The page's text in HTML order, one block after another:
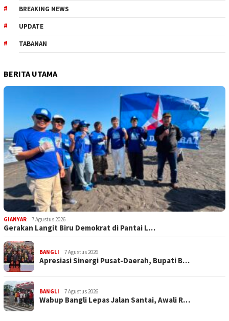
BREAKING NEWS
UPDATE
TABANAN
BERITA UTAMA
GIANYAR 7 Agustus 2026
Gerakan Langit Biru Demokrat di Pantai L…
BANGLI 7 Agustus 2026
Apresiasi Sinergi Pusat-Daerah, Bupati B…
BANGLI 7 Agustus 2026
Wabup Bangli Lepas Jalan Santai, Awali R…